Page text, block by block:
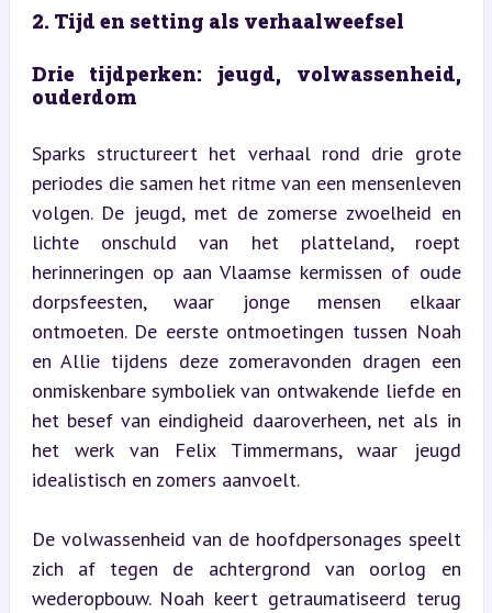
2. Tijd en setting als verhaalweefsel
Drie tijdperken: jeugd, volwassenheid,
ouderdom
Sparks structureert het verhaal rond drie grote
periodes die samen het ritme van een mensenleven
volgen. De jeugd, met de zomerse zwoelheid en
lichte onschuld van het platteland, roept
herinneringen op aan Vlaamse kermissen of oude
dorpsfeesten, waar jonge mensen elkaar
ontmoeten. De eerste ontmoetingen tussen Noah
en Allie tijdens deze zomeravonden dragen een
onmiskenbare symboliek van ontwakende liefde en
het besef van eindigheid daaroverheen, net als in
het werk van Felix Timmermans, waar jeugd
idealistisch en zomers aanvoelt.
De volwassenheid van de hoofdpersonages speelt
zich af tegen de achtergrond van oorlog en
wederopbouw. Noah keert getraumatiseerd terug